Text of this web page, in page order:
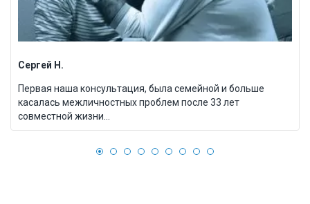
Сергей Н.
Первая наша консультация, была семейной и больше
касалась межличностных проблем после 33 лет
совместной жизни...